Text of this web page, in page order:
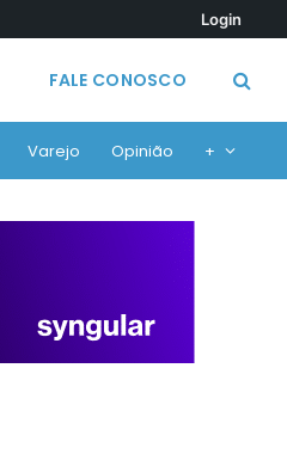
Login
FALE CONOSCO
Varejo Opinião +